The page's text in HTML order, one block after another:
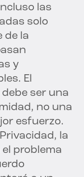
las
solo
de la
y
El
ser una
no una
esfuerzo.
la
problema